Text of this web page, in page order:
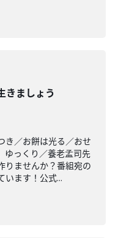
ましょう
き／お餅は光る／おせ
ゆっくり／養老孟司先
りませんか？番組宛の
います！公式...